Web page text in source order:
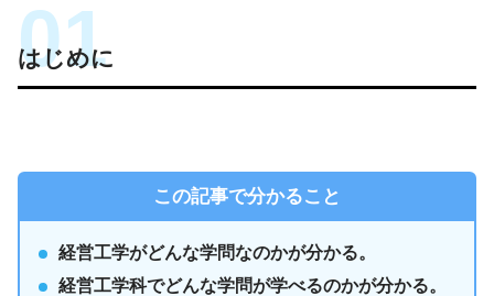
はじめに
この記事で分かること
経営工学がどんな学問なのかが分かる。
経営工学科でどんな学問が学べるのかが分かる。